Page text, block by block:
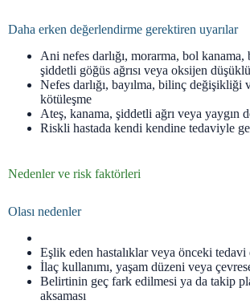
Daha erken değerlendirme gerektiren uyarılar
Ani nefes darlığı, morarma, bol kanama,
şiddetli göğüs ağrısı veya oksijen
Nefes darlığı, bayılma, bilinç değişikliği
kötüleşme
Ateş, kanama, şiddetli ağrı veya yaygın
Riskli hastada kendi kendine tedaviyle
Nedenler ve risk faktörleri
Olası nedenler
Eşlik eden hastalıklar veya önceki tedavi
İlaç kullanımı, yaşam düzeni veya
Belirtinin geç fark edilmesi ya da takip
aksaması